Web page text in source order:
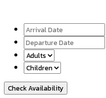
Check Availability